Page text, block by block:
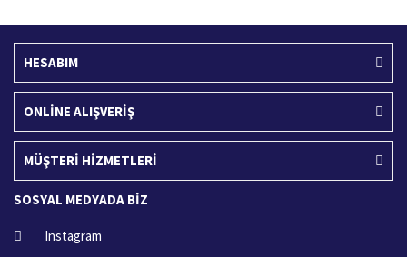
HESABIM
ONLİNE ALIŞVERİŞ
MÜŞTERİ HİZMETLERİ
SOSYAL MEDYADA BİZ
Instagram